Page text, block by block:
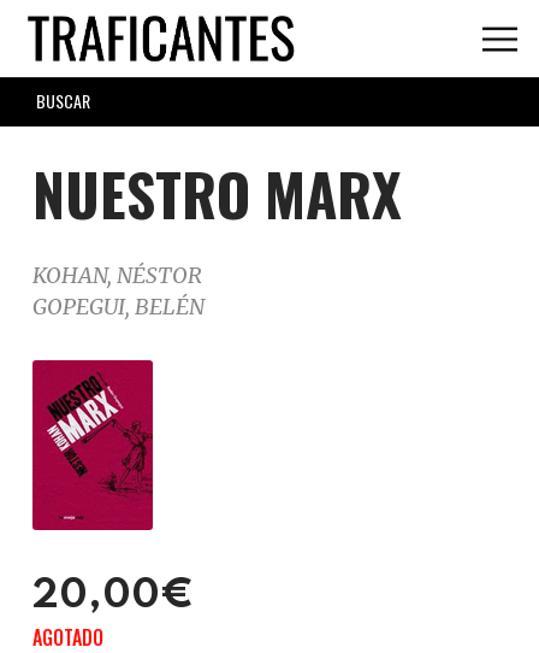
Skip
main
content
SEARCH
FORM
NUESTRO MARX
KOHAN, NÉSTOR
GOPEGUI, BELÉN
20,00€
AGOTADO